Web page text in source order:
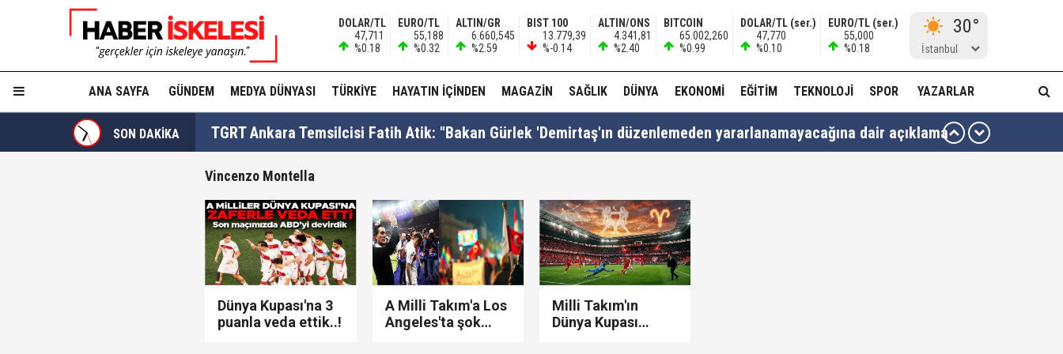
DOLAR/TL
47,711
%0.18
EURO/TL
55,188
%0.32
ALTIN/GR
6.660,545
%2.59
BIST 100
13.779,39
%-0.14
ALTIN/ONS
4.341,81
%2.40
BITCOIN
65.002,260
%0.99
DOLAR/TL (ser.)
47,770
%0.10
EURO/TL (ser.)
55,000
%0.18
30°
İstanbul
ANA SAYFA GÜNDEM MEDYA DÜNYASI TÜRKIYE HAYATIN İÇINDEN MAGAZIN SAĞLIK DÜNYA EKONOMI EĞITIM TEKNOLOJI SPOR YAZARLAR
SON DAKİKA TGRT Ankara Temsilcisi Fatih Atik: "Bakan Gürlek 'Demirtaş'ın düzenlemeden yararlanamayacağına dair açıklama
yapmadım' dedi..."
Cumhurbaşkanı Erdoğan: "Anlaşma tüm kardeş ülkelerin katılımına açıktır..!"
Fatma Kaplan Hürriyet cezaevinde milletvekilleriyle tartıştı: "'Beni siz ihbar ettiniz' diyerek vekilleri kovdu..!"
Vincenzo Montella
Dünya Kupası'na 3
puanla veda ettik..!
A Milli Takım'a Los
Angeles'ta şok
Milli Takım'ın
Dünya Kupası